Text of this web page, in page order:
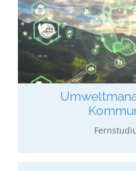
Wirtschaftl. Studium
Vertiefung in Public
mehr